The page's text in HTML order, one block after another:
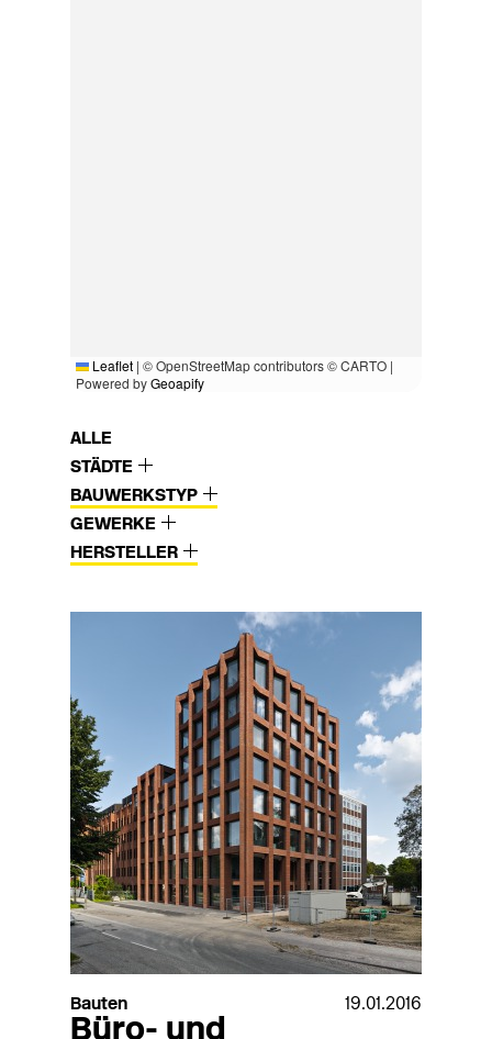
Leaflet | © OpenStreetMap contributors © CARTO |
Powered byGeoapify
ALLE
STÄDTE
BAUWERKSTYP
GEWERKE
HERSTELLER
Bauten 19.01.2016
Büro- und